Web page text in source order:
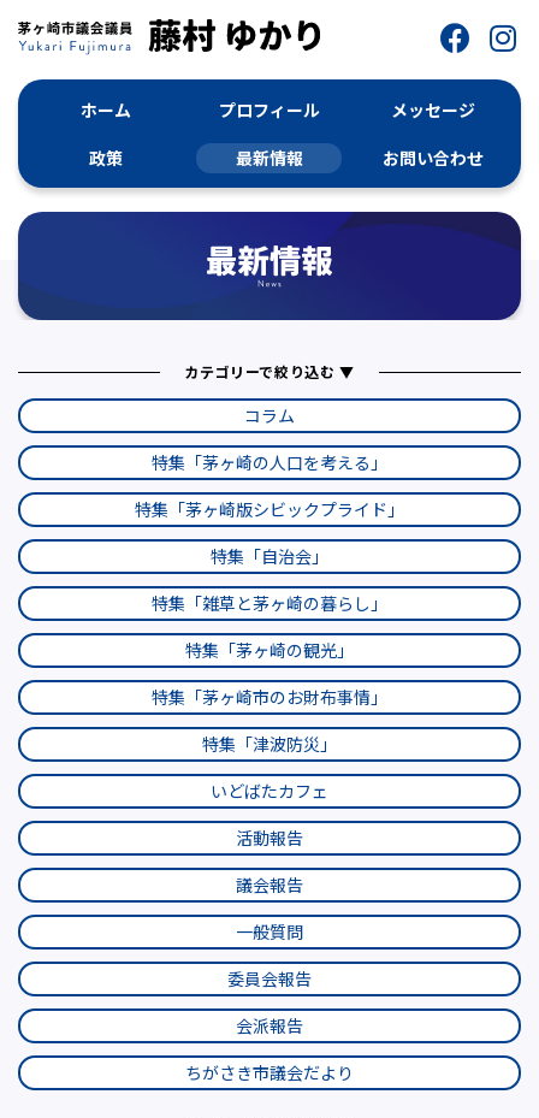
ホーム プロフィール
メッセージ
政策
最新情報 お問い合わせ
カテゴリーで絞り込む ▼
コラム
特集「茅ヶ崎の人口を考える」
特集「茅ヶ崎版シビックプライド」
特集「自治会」
特集「雑草と茅ヶ崎の暮らし」
特集「茅ヶ崎の観光」
特集「茅ヶ崎市のお財布事情」
特集「津波防災」
いどばたカフェ
活動報告
議会報告
一般質問
委員会報告
会派報告
ちがさき市議会だより